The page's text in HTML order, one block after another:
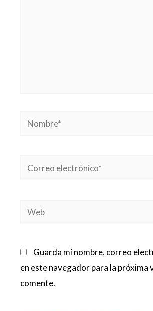
Nombre*
Correo
Web
Guarda mi nombre, correo
en este navegador para la próxima
comente.